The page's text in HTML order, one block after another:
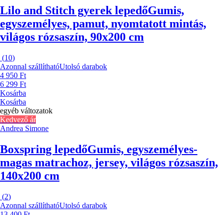
Lilo and Stitch gyerek lepedőGumis,
egyszemélyes, pamut, nyomtatott mintás,
világos rózsaszín, 90x200 cm
(10)
Azonnal szállíthatóUtolsó darabok
4 950 Ft
6 299 Ft
Kosárba
Kosárba
egyéb változatok
Kedvező ár
Andrea Simone
Boxspring lepedőGumis, egyszemélyes-
magas matrachoz, jersey, világos rózsaszín,
140x200 cm
(2)
Azonnal szállíthatóUtolsó darabok